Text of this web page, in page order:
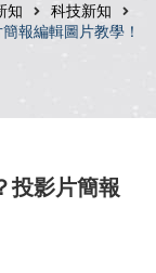
知
科技新知
報編輯圖片教學！
投影片簡報